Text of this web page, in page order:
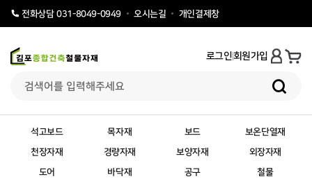
전화상담 031-8049-0949 오시는길 개인결제창
로그인회원가입
석고보드 목자재 보드 보온단열재
천장자재 경량자재 보양자재 외장자재
도어 바닥재 공구 철물